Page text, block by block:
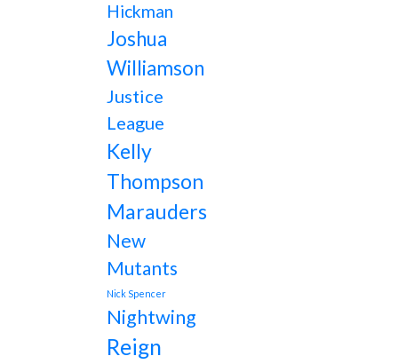
Hickman
Joshua
Williamson
Justice
League
Kelly
Thompson
Marauders
New
Mutants
Nick Spencer
Nightwing
Reign